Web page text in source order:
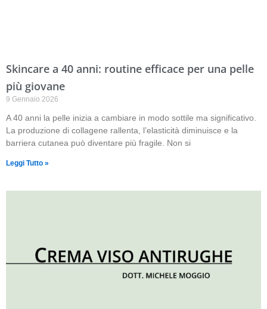
Skincare a 40 anni: routine efficace per una pelle
più giovane
9 Gennaio 2026
A 40 anni la pelle inizia a cambiare in modo sottile ma significativo.
La produzione di collagene rallenta, l’elasticità diminuisce e la
barriera cutanea può diventare più fragile. Non si
Leggi Tutto »